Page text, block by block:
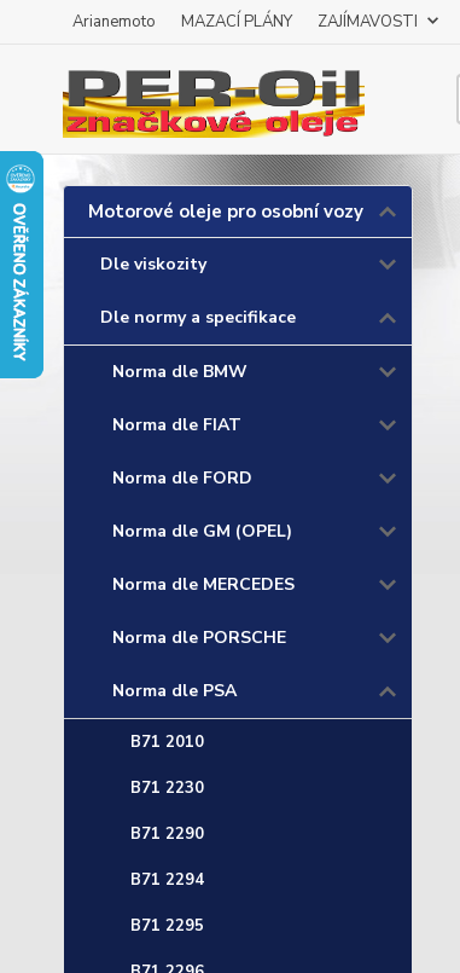
Arianemoto MAZACÍ PLÁNY ZAJÍMAVOSTI
Motorové oleje pro osobní vozy
Dle viskozity
Dle normy a specifikace
Norma dle BMW
Norma dle FIAT
Norma dle FORD
Norma dle GM (OPEL)
Norma dle MERCEDES
Norma dle PORSCHE
Norma dle PSA
B71 2010
B71 2230
B71 2290
B71 2294
B71 2295